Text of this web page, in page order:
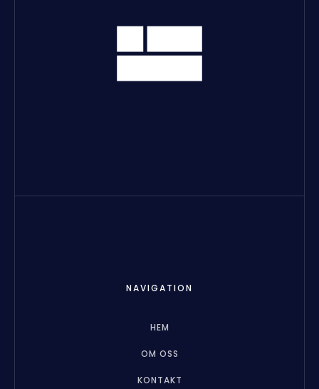
NAVIGATION
HEM
OM OSS
KONTAKT